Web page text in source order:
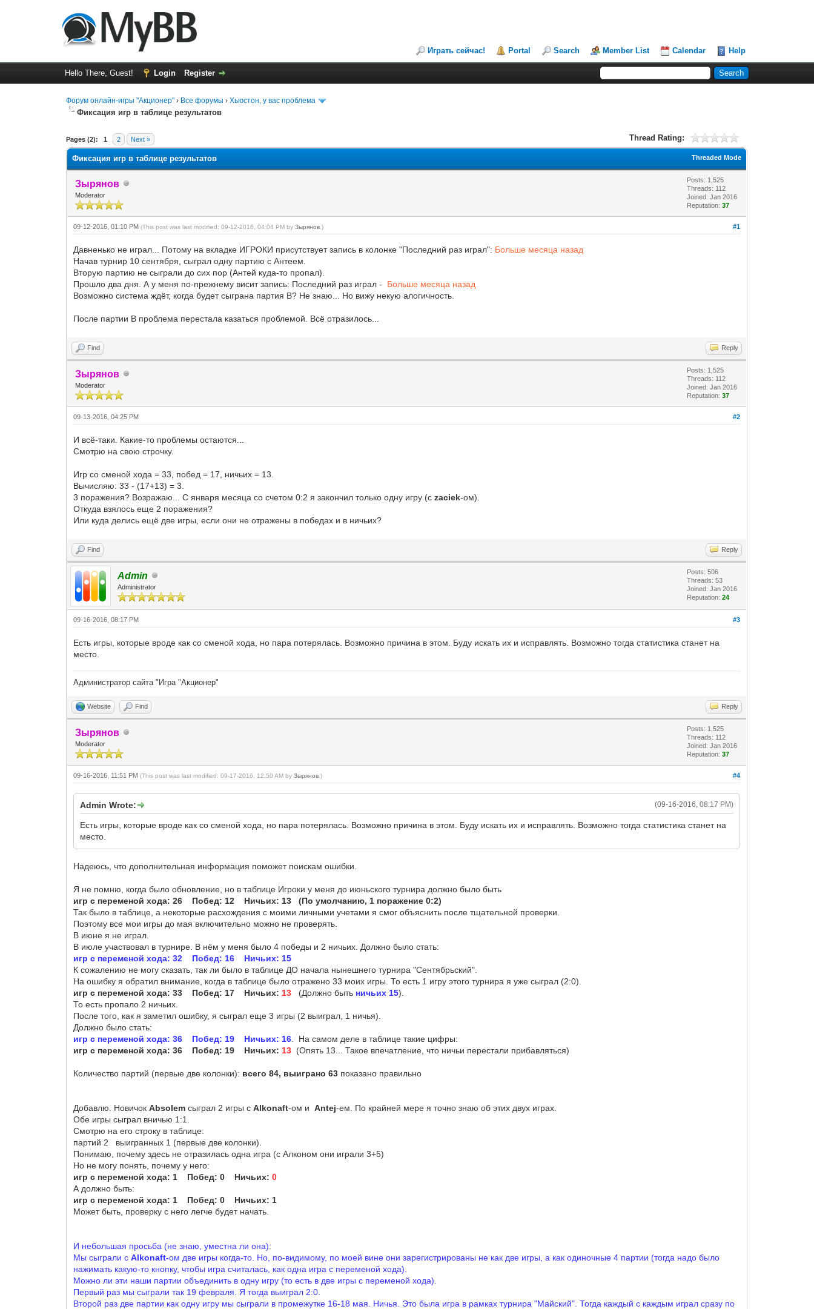
Играть сейчас! Portal Search Member List Calendar Help
Hello There, Guest! Login Register
Форум онлайн-игры "Акционер" › Все форумы ›Хьюстон, у вас проблема
Фиксация игр в таблице результатов
Pages (2): 1 2 Next » Thread Rating:
0 Vote(s) - 0 Average
1
2
3
4
5
Threaded Mode
Фиксация игр в таблице результатов
Зырянов
Moderator
Posts: 1,525
Threads: 112
Joined: Jan 2016
Reputation:37
#1
09-12-2016, 01:10 PM(This post was last modified: 09-12-2016, 04:04 PM byЗырянов .)
Давненько не играл... Потому на вкладке ИГРОКИ присутствует запись в колонке "Последний раз играл": Больше месяца назад
Начав турнир 10 сентября, сыграл одну партию с Антеем.
Вторую партию не сыграли до сих пор (Антей куда-то пропал).
Прошло два дня. А у меня по-прежнему висит запись: Последний раз играл - Больше месяца назад
Возможно система ждёт, когда будет сыграна партия В? Не знаю... Но вижу некую алогичность.
После партии В проблема перестала казаться проблемой. Всё отразилось...
Find Reply
Зырянов
Moderator
Posts: 1,525
Threads: 112
Joined: Jan 2016
Reputation:37
#2
09-13-2016, 04:25 PM
И всё-таки. Какие-то проблемы остаются...
Смотрю на свою строчку.
Игр со сменой хода = 33, побед = 17, ничьих = 13.
Вычисляю: 33 - (17+13) = 3.
3 поражения? Возражаю... С января месяца со счетом 0:2 я закончил только одну игру (сzaciek-ом).
Откуда взялось еще 2 поражения?
Или куда делись ещё две игры, если они не отражены в победах и в ничьих?
Find Reply
Admin
Administrator
Posts: 506
Threads: 53
Joined: Jan 2016
Reputation:24
#3
09-16-2016, 08:17 PM
Есть игры, которые вроде как со сменой хода, но пара потерялась. Возможно причина в этом. Буду искать их и исправлять. Возможно тогда статистика станет на
место.
Администратор сайта "Игра "Акционер"
Website Find Reply
Зырянов
Moderator
Posts: 1,525
Threads: 112
Joined: Jan 2016
Reputation:37
#4
09-16-2016, 11:51 PM(This post was last modified: 09-17-2016, 12:50 AM byЗырянов .)
(09-16-2016, 08:17 PM)
Admin Wrote:
Есть игры, которые вроде как со сменой хода, но пара потерялась. Возможно причина в этом. Буду искать их и исправлять. Возможно тогда статистика станет на
место.
Надеюсь, что дополнительная информация поможет поискам ошибки.
Я не помню, когда было обновление, но в таблице Игроки у меня до июньского турнира должно было быть
игр с переменой хода: 26 Побед: 12 Ничьих: 13 (По умолчанию, 1 поражение 0:2)
Так было в таблице, а некоторые расхождения с моими личными учетами я смог объяснить после тщательной проверки.
Поэтому все мои игры до мая включительно можно не проверять.
В июне я не играл.
В июле участвовал в турнире. В нём у меня было 4 победы и 2 ничьих. Должно было стать:
игр с переменой хода: 32 Побед: 16 Ничьих: 15
К сожалению не могу сказать, так ли было в таблице ДО начала нынешнего турнира "Сентябрьский".
На ошибку я обратил внимание, когда в таблице было отражено 33 моих игры. То есть 1 игру этого турнира я уже сыграл (2:0).
игр с переменой хода: 33 Побед: 17 Ничьих: 13 (Должно быть ничьих 15).
То есть пропало 2 ничьих.
После того, как я заметил ошибку, я сыграл еще 3 игры (2 выиграл, 1 ничья).
Должно было стать:
игр с переменой хода: 36 Побед: 19 Ничьих: 16 . На самом деле в таблице такие цифры:
игр с переменой хода: 36 Побед: 19 Ничьих: 13 (Опять 13... Такое впечатление, что ничьи перестали прибавляться)
Количество партий (первые две колонки): всего 84, выиграно 63 показано правильно
Добавлю. НовичокAbsolemсыграл 2 игры сАlkonaft-ом иAntej-ем. По крайней мере я точно знаю об этих двух играх.
Обе игры сыграл вничью 1:1.
Смотрю на его строку в таблице:
партий 2 выигранных 1 (первые две колонки).
Понимаю, почему здесь не отразилась одна игра (с Алконом они играли 3+5)
Но не могу понять, почему у него:
игр с переменой хода: 1 Побед: 0 Ничьих:0
А должно быть:
игр с переменой хода: 1 Побед: 0 Ничьих: 1
Может быть, проверку с него легче будет начать.
И небольшая просьба (не знаю, уместна ли она):
Мы сыграли сАlkonaft-ом две игры когда-то. Но, по-видимому, по моей вине они зарегистрированы не как две игры, а как одиночные 4 партии (тогда надо было
нажимать какую-то кнопку, чтобы игра считалась, как одна игра с переменой хода).
Можно ли эти наши партии объединить в одну игру (то есть в две игры с переменой хода).
Первый раз мы сыграли так 19 февраля. Я тогда выиграл 2:0.
Второй раз две партии как одну игру мы сыграли в промежутке 16-18 мая. Ничья. Это была игра в рамках турнира "Майский". Тогда каждый с каждым играл сразу по